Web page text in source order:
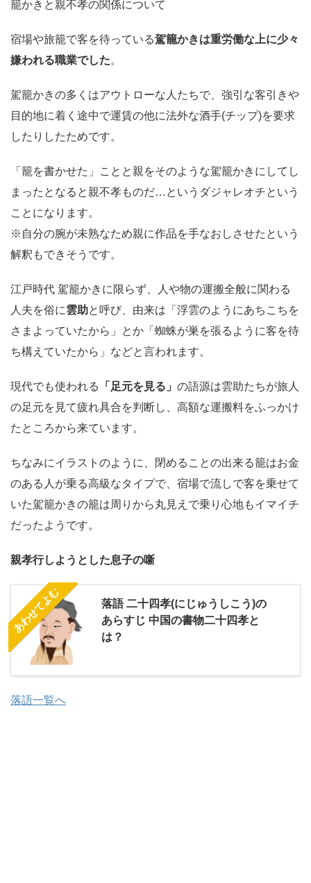
籠かきと親不孝の関係について
宿場や旅籠で客を待っている駕籠かきは重労働な上に少々
嫌われる職業でした。
駕籠かきの多くはアウトローな人たちで、強引な客引きや
目的地に着く途中で運賃の他に法外な酒手(チップ)を要求
したりしたためです。
「籠を書かせた」ことと親をそのような駕籠かきにしてし
まったとなると親不孝ものだ…というダジャレオチという
ことになります。
※自分の腕が未熟なため親に作品を手なおしさせたという
解釈もできそうです。
江戸時代 駕籠かきに限らず、人や物の運搬全般に関わる
人夫を俗に雲助と呼び、由来は「浮雲のようにあちこちを
さまよっていたから」とか「蜘蛛が巣を張るように客を待
ち構えていたから」などと言われます。
現代でも使われる 「足元を見る」 の語源は雲助たちが旅人
の足元を見て疲れ具合を判断し、高額な運搬料をふっかけ
たところから来ています。
ちなみにイラストのように、閉めることの出来る籠はお金
のある人が乗る高級なタイプで、宿場で流しで客を乗せて
いた駕籠かきの籠は周りから丸見えで乗り心地もイマイチ
だったようです。
親孝行しようとした息子の噺
あわせてよむ
落語 二十四孝(にじゅうしこう)の
あらすじ 中国の書物二十四孝と
は？
落語一覧へ